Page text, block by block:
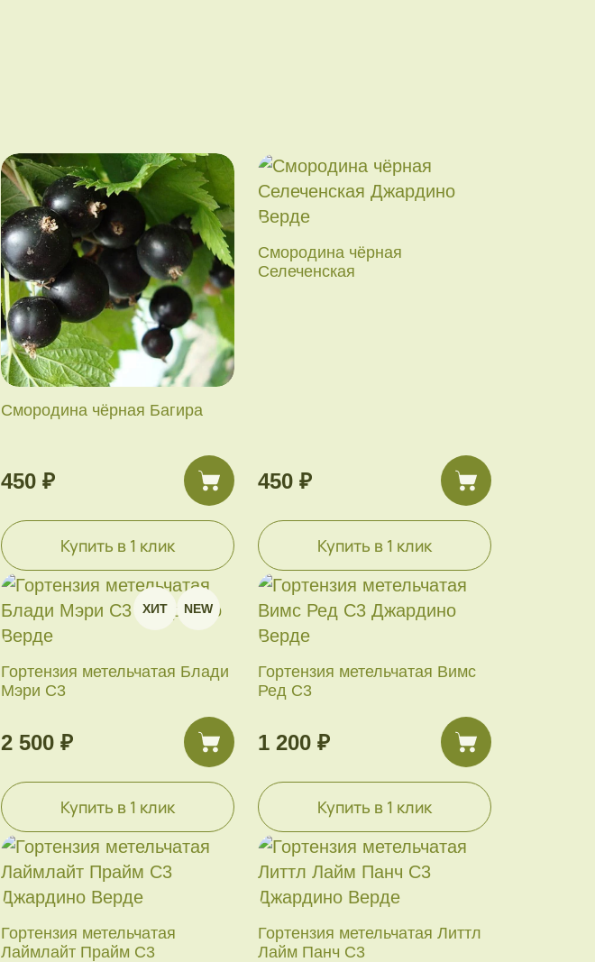
Смородина чёрная Багира
450 ₽
Купить в 1 клик
Смородина чёрная
Селеченская
450 ₽
Купить в 1 клик
ХИТ NEW
Гортензия метельчатая Блади
Мэри С3
2 500 ₽
Купить в 1 клик
Гортензия метельчатая Вимс
Ред С3
1 200 ₽
Купить в 1 клик
Гортензия метельчатая
Лаймлайт Прайм С3
Гортензия метельчатая Литтл
Лайм Панч С3